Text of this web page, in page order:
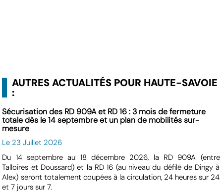
AUTRES ACTUALITÉS POUR HAUTE-SAVOIE
:
Sécurisation des RD 909A et RD 16 : 3 mois de fermeture
totale dès le 14 septembre et un plan de mobilités sur-
mesure
Le 23 Juillet 2026
Du 14 septembre au 18 décembre 2026, la RD 909A (entre
Talloires et Doussard) et la RD 16 (au niveau du défilé de Dingy à
Alex) seront totalement coupées à la circulation, 24 heures sur 24
et 7 jours sur 7.